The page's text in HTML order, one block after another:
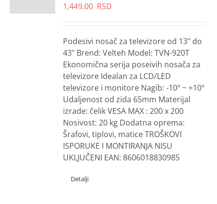
1,449.00 RSD
Podesivi nosač za televizore od 13" do
43" Brend: Velteh Model: TVN-920T
Ekonomična serija poseivih nosača za
televizore Idealan za LCD/LED
televizore i monitore Nagib: -10º ~ +10º
Udaljenost od zida 65mm Materijal
izrade: čelik VESA MAX : 200 x 200
Nosivost: 20 kg Dodatna oprema:
Šrafovi, tiplovi, matice TROŠKOVI
ISPORUKE I MONTIRANJA NISU
UKLJUČENI EAN: 8606018830985